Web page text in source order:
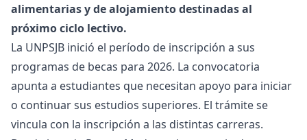
alimentarias y de alojamiento destinadas al
próximo ciclo lectivo.
La UNPSJB inició el período de inscripción a sus
programas de becas para 2026. La convocatoria
apunta a estudiantes que necesitan apoyo para iniciar
o continuar sus estudios superiores. El trámite se
vincula con la inscripción a las distintas carreras.